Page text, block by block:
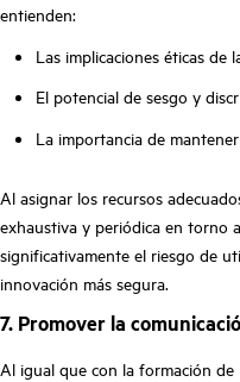
entienden:
Las implicaciones éticas de
El potencial de sesgo y
La importancia de
Al asignar los recursos
exhaustiva y periódica en torno
significativamente el riesgo de
innovación más segura.
7. Promover la
Al igual que con la formación de